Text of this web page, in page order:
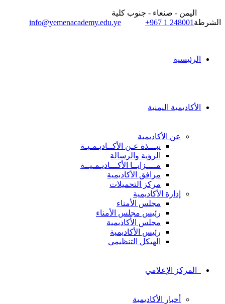
اليمن - صنعاء - جنوب كلية
الشرطة
info@yemenacademy.edu.ye +967 1 248001
الرئيسية
الأكاديمية اليمنية
عن الأكاديمية
نبـــذة عـن الأكــاديـمـيـة
الرؤية والرسالة
مــــزايــا الأكـــاديـمـيــة
مرافق الأكاديمية
مركز التحميلات
إدارة الأكاديمية
مجلس الأمناء
رئيس مجلس الأمناء
مجلس الأكاديمية
رئيس الأكاديمية
الهيكل التنظيمي
المركز الإعلامي
أخبار الأكاديمية